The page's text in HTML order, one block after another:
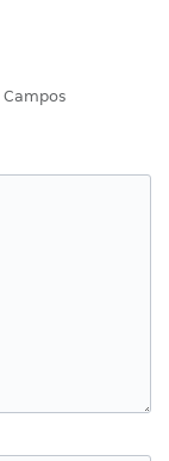
Campos